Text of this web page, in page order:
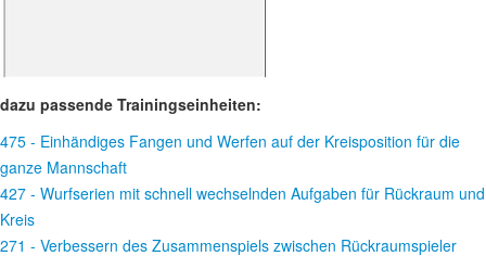
dazu passende Trainingseinheiten:
475 - Einhändiges Fangen und Werfen auf der Kreisposition für die
ganze Mannschaft
427 - Wurfserien mit schnell wechselnden Aufgaben für Rückraum und
Kreis
271 - Verbessern des Zusammenspiels zwischen Rückraumspieler